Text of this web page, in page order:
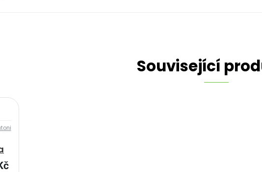
Související